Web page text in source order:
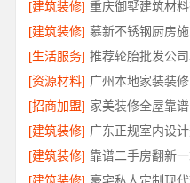
[建筑装修]
[建筑装修] 慕新不锈钢厨房
[生活服务]
[资源材料] 广州本地家装装
[招商加盟] 家美装修全屋靠
[建筑装修]
[建筑装修]